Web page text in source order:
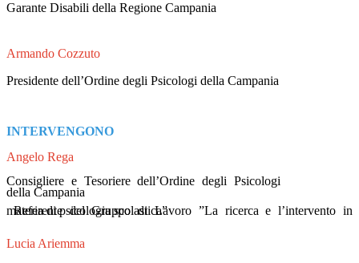
Garante Disabili della Regione Campania
Armando Cozzuto
Presidente dell’Ordine degli Psicologi della Campania
INTERVENGONO
Angelo Rega
Consigliere e Tesoriere dell’Ordine degli Psicologi
della Campania
Referente del Gruppo di Lavoro ”La ricerca e l’intervento in materia di psicologia scolastica”
Lucia Ariemma